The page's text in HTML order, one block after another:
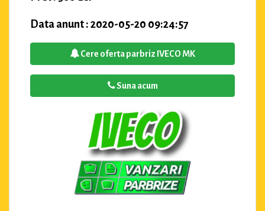
Data anunt : 2020-05-20 09:24:57
Cere oferta parbriz IVECO MK
Suna acum